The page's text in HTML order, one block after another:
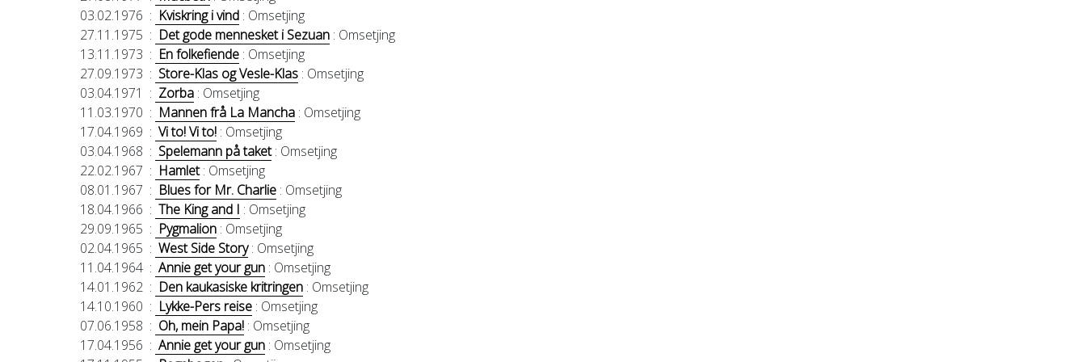
03.02.1976 : Kviskring i vind : Omsetjing
27.11.1975 : Det gode mennesket i Sezuan : Omsetjing
13.11.1973 : En folkefiende : Omsetjing
27.09.1973 : Store-Klas og Vesle-Klas : Omsetjing
03.04.1971 : Zorba : Omsetjing
11.03.1970 : Mannen frå La Mancha : Omsetjing
17.04.1969 : Vi to! Vi to! : Omsetjing
03.04.1968 : Spelemann på taket: Omsetjing
22.02.1967 : Hamlet: Omsetjing
08.01.1967 : Blues for Mr. Charlie : Omsetjing
18.04.1966 : The King and I : Omsetjing
29.09.1965 : Pygmalion : Omsetjing
02.04.1965 : West Side Story: Omsetjing
11.04.1964 : Annie get your gun : Omsetjing
14.01.1962 : Den kaukasiske kritringen : Omsetjing
14.10.1960 : Lykke-Pers reise : Omsetjing
07.06.1958 : Oh, mein Papa! : Omsetjing
17.04.1956 : Annie get your gun : Omsetjing